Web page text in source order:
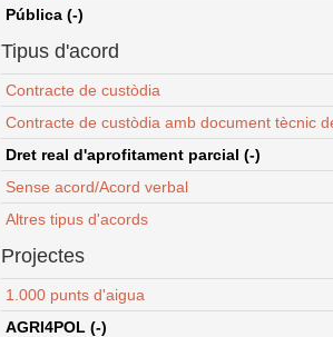
Pública (-)
Tipus d'acord
Contracte de custòdia
Contracte de custòdia amb document tècnic
Dret real d'aprofitament parcial (-)
Sense acord/Acord verbal
Altres tipus d'acords
Projectes
1.000 punts d'aigua
AGRI4POL (-)